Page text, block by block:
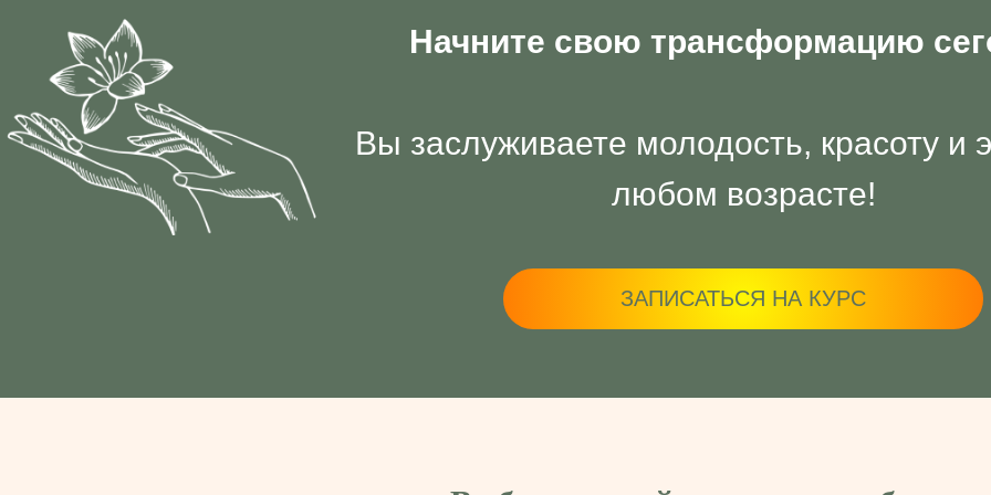
Начните свою трансформацию
Вы заслуживаете молодость, красоту и
любом возрасте!
ЗАПИСАТЬСЯ НА КУРС